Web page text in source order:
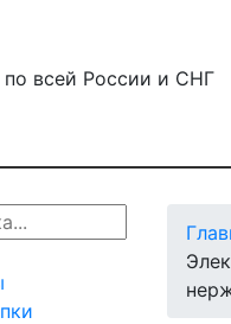
всей России и СНГ